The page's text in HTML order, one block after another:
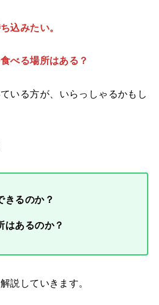
込みたい。
べる場所はある？
いる方が、いらっしゃるかもし
きるのか？
はあるのか？
説していきます。